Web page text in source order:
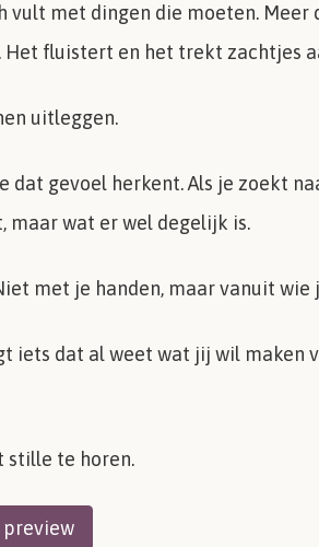
vult met dingen die moeten.
Het fluistert en het trekt zachtjes
uitleggen.
dat gevoel herkent. Als je zoekt
maar wat er wel degelijk is.
met je handen, maar vanuit
iets dat al weet wat jij wil maken
stille te horen.
preview